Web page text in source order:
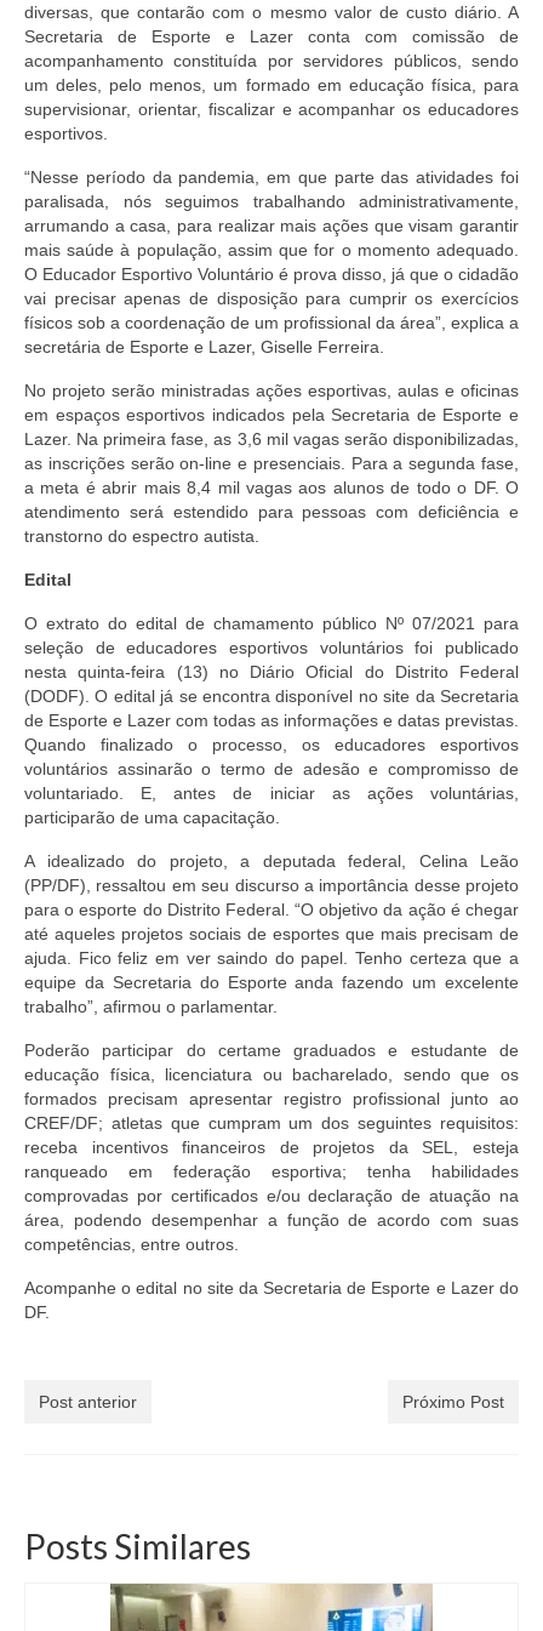
diversas, que contarão com o mesmo valor de custo diário. A
Secretaria de Esporte e Lazer conta com comissão de
acompanhamento constituída por servidores públicos, sendo
um deles, pelo menos, um formado em educação física, para
supervisionar, orientar, fiscalizar e acompanhar os educadores
esportivos.
“Nesse período da pandemia, em que parte das atividades foi
paralisada, nós seguimos trabalhando administrativamente,
arrumando a casa, para realizar mais ações que visam garantir
mais saúde à população, assim que for o momento adequado.
O Educador Esportivo Voluntário é prova disso, já que o cidadão
vai precisar apenas de disposição para cumprir os exercícios
físicos sob a coordenação de um profissional da área”, explica a
secretária de Esporte e Lazer, Giselle Ferreira.
No projeto serão ministradas ações esportivas, aulas e oficinas
em espaços esportivos indicados pela Secretaria de Esporte e
Lazer. Na primeira fase, as 3,6 mil vagas serão disponibilizadas,
as inscrições serão on-line e presenciais. Para a segunda fase,
a meta é abrir mais 8,4 mil vagas aos alunos de todo o DF. O
atendimento será estendido para pessoas com deficiência e
transtorno do espectro autista.
Edital
O extrato do edital de chamamento público Nº 07/2021 para
seleção de educadores esportivos voluntários foi publicado
nesta quinta-feira (13) no Diário Oficial do Distrito Federal
(DODF). O edital já se encontra disponível no site da Secretaria
de Esporte e Lazer com todas as informações e datas previstas.
Quando finalizado o processo, os educadores esportivos
voluntários assinarão o termo de adesão e compromisso de
voluntariado. E, antes de iniciar as ações voluntárias,
participarão de uma capacitação.
A idealizado do projeto, a deputada federal, Celina Leão
(PP/DF), ressaltou em seu discurso a importância desse projeto
para o esporte do Distrito Federal. “O objetivo da ação é chegar
até aqueles projetos sociais de esportes que mais precisam de
ajuda. Fico feliz em ver saindo do papel. Tenho certeza que a
equipe da Secretaria do Esporte anda fazendo um excelente
trabalho”, afirmou o parlamentar.
Poderão participar do certame graduados e estudante de
educação física, licenciatura ou bacharelado, sendo que os
formados precisam apresentar registro profissional junto ao
CREF/DF; atletas que cumpram um dos seguintes requisitos:
receba incentivos financeiros de projetos da SEL, esteja
ranqueado em federação esportiva; tenha habilidades
comprovadas por certificados e/ou declaração de atuação na
área, podendo desempenhar a função de acordo com suas
competências, entre outros.
Acompanhe o edital no site da Secretaria de Esporte e Lazer do
DF.
Post anterior Próximo Post
Posts Similares